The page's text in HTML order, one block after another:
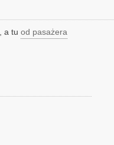
, a tu od pasażera